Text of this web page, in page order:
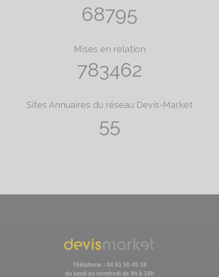
78176
Mises en relation
872492
Sites Annuaires du réseau Devis-Market
61
Téléphone : 04 91 50 49 18
du lundi au vendredi de 9h à 19h